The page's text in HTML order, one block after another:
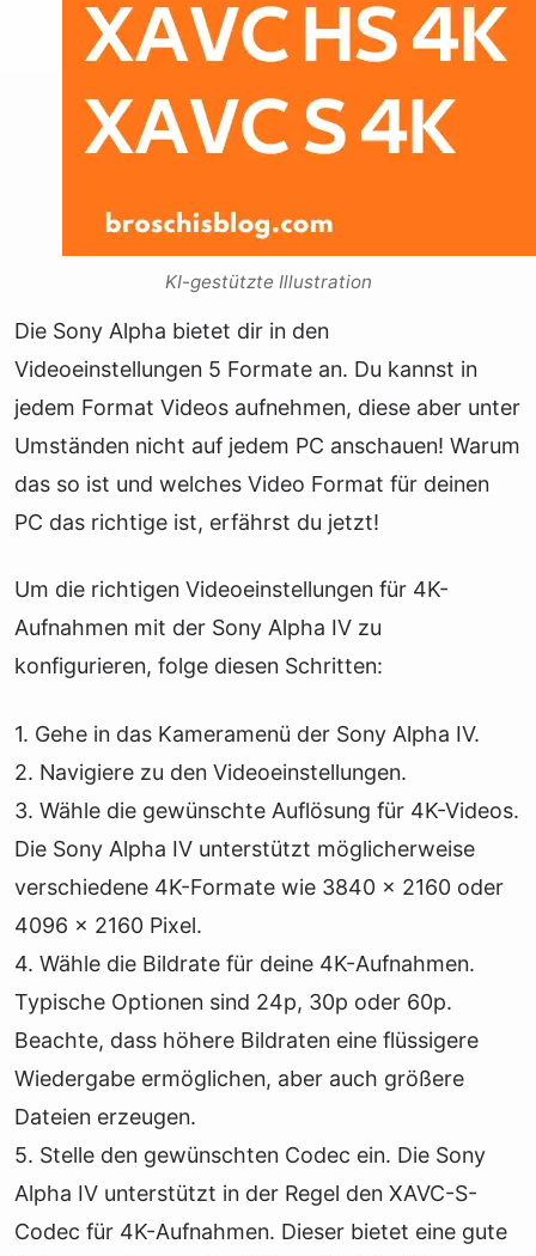
KI-gestützte Illustration
Die Sony Alpha bietet dir in den
Videoeinstellungen 5 Formate an. Du kannst in
jedem Format Videos aufnehmen, diese aber unter
Umständen nicht auf jedem PC anschauen! Warum
das so ist und welches Video Format für deinen
PC das richtige ist, erfährst du jetzt!
Um die richtigen Videoeinstellungen für 4K-
Aufnahmen mit der Sony Alpha IV zu
konfigurieren, folge diesen Schritten:
1. Gehe in das Kameramenü der Sony Alpha IV.
2. Navigiere zu den Videoeinstellungen.
3. Wähle die gewünschte Auflösung für 4K-Videos.
Die Sony Alpha IV unterstützt möglicherweise
verschiedene 4K-Formate wie 3840 x 2160 oder
4096 x 2160 Pixel.
4. Wähle die Bildrate für deine 4K-Aufnahmen.
Typische Optionen sind 24p, 30p oder 60p.
Beachte, dass höhere Bildraten eine flüssigere
Wiedergabe ermöglichen, aber auch größere
Dateien erzeugen.
5. Stelle den gewünschten Codec ein. Die Sony
Alpha IV unterstützt in der Regel den XAVC-S-
Codec für 4K-Aufnahmen. Dieser bietet eine gute